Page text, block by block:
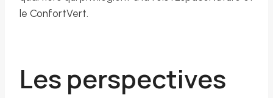
le ConfortVert.
Les perspectives